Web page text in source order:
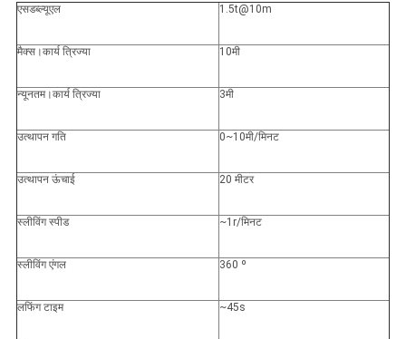
एसडब्ल्यूएल 1.5t@10m
मैक्स।कार्य त्रिज्या 10मी
न्यूनतम।कार्य त्रिज्या 3मी
उत्थापन गति 0~10मी/मिनट
उत्थापन ऊंचाई 20 मीटर
स्लीविंग स्पीड ~1r/मिनट
स्लीविंग एंगल 360 º
लफिंग टाइम ~45s